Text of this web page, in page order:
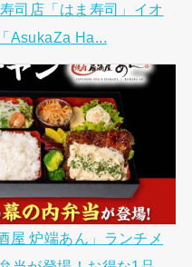
司店「はま寿司」イオ
AsukaZa Ha...
屋 炉端あん」ランチメ